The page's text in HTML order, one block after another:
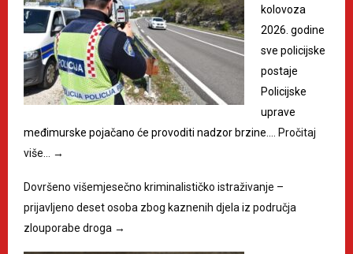
kolovoza
2026. godine
sve policijske
postaje
Policijske
uprave
međimurske pojačano će provoditi nadzor brzine.…
Pročitaj
više…
→
Dovršeno višemjesečno kriminalističko istraživanje –
prijavljeno deset osoba zbog kaznenih djela iz područja
zlouporabe droga →